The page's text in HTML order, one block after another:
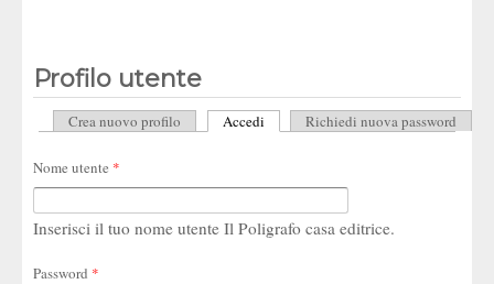
Profilo utente
Schede primarie
Crea nuovo profilo Accedi (scheda attiva)
Richiedi nuova password
Nome utente *
Inserisci il tuo nome utente Il Poligrafo casa editrice.
Password *